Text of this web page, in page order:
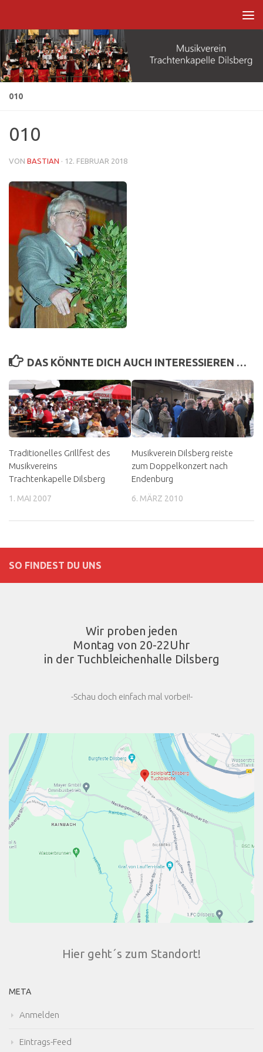
010
010
VON BASTIAN · 12. FEBRUAR 2018
DAS KÖNNTE DICH AUCH INTERESSIEREN …
Traditionelles Grillfest des
Musikvereins
Trachtenkapelle Dilsberg
1. MAI 2007
Musikverein Dilsberg reiste
zum Doppelkonzert nach
Endenburg
6. MÄRZ 2010
SO FINDEST DU UNS
Wir proben jeden
Montag von 20-22Uhr
in der Tuchbleichenhalle Dilsberg
-Schau doch einfach mal vorbei!-
Hier geht´s zum Standort!
META
Anmelden
Eintrags-Feed